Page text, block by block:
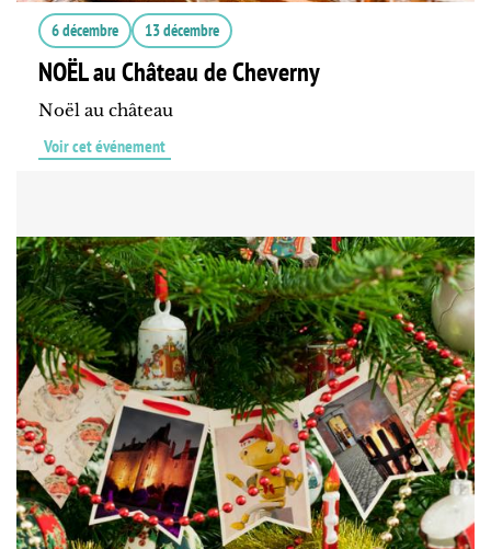
6 décembre 13 décembre
NOËL au Château de Cheverny
Noël au château
Voir cet événement